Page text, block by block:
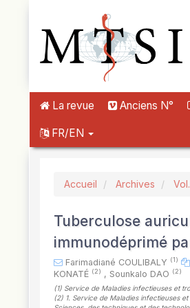
La revue Anciens N°
FR/EN
Accueil Archives
Tuberculose
immunodéprimé
Farimadiané COULIBALY (1)
KONATÉ (2) , Sounkalo DAO (2)
(1) Service de Maladies infectieuses et
(2) 1. Service de Maladies infectieuses